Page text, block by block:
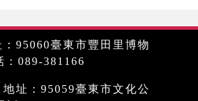
95060臺東市豐田里博物
：089-381166
址：95059臺東市文化公